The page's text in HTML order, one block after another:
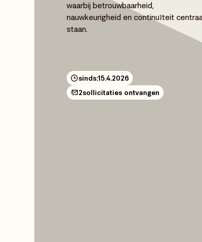
waarbij betrouwbaarheid,
nauwkeurigheid en continuïteit
staan.
sinds:15.4.2026
2sollicitaties ontvangen